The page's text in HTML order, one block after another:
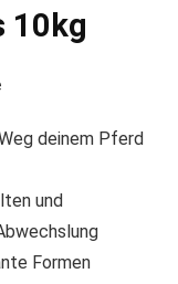
10kg
deinem Pferd
und
Formen